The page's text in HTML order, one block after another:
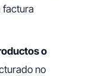
factura
o
no